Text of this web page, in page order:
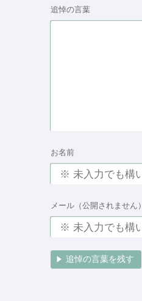
追悼の言葉
お名前
メール（公開されません）